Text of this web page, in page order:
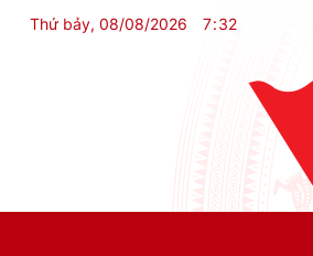
Thứ bảy, 08/08/2026 7:32